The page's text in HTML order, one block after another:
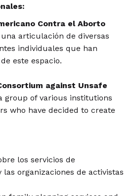
Contra el Aborto
articulación de diversas
individuales que han
este espacio.
against Unsafe
group of various institutions
who have decided to create
los servicios de
organizaciones de activistas